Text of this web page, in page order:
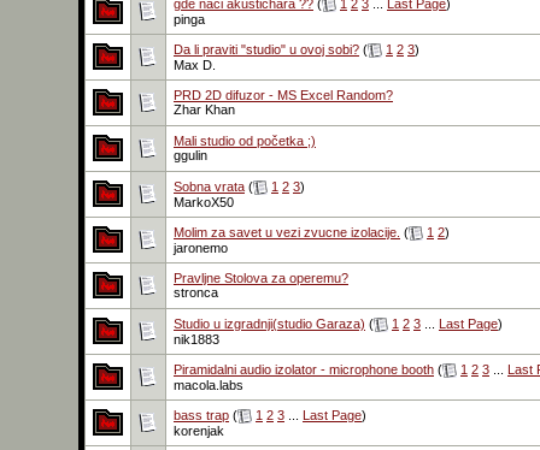
gde naci akustichara ?? ( 1 2 3 Last Page)
pinga
Da li praviti "studio" u ovoj sobi? ( 1 2 3)
Max D.
PRD 2D difuzor - MS Excel Random?
Zhar Khan
Mali studio od početka ;)
ggulin
Sobna vrata ( 1 2 3)
MarkoX50
Molim za savet u vezi zvucne izolacije. ( 1 2)
jaronemo
Pravljne Stolova za operemu?
stronca
Studio u izgradnji(studio Garaza) ( 1 2 3 Last Page)
nik1883
Piramidalni audio izolator - microphone booth ( 1 2 3
Last
macola.labs
bass trap ( 1 2 3 Last Page)
korenjak